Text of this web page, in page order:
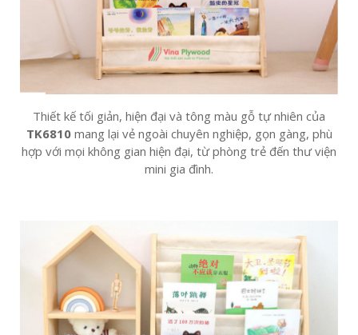
Thiết kế tối giản, hiện đại và tông màu gỗ tự nhiên của
TK6810mang lại vẻ ngoài chuyên nghiệp, gọn gàng, phù
hợp với mọi không gian hiện đại, từ phòng trẻ đến thư viện
mini gia đình.